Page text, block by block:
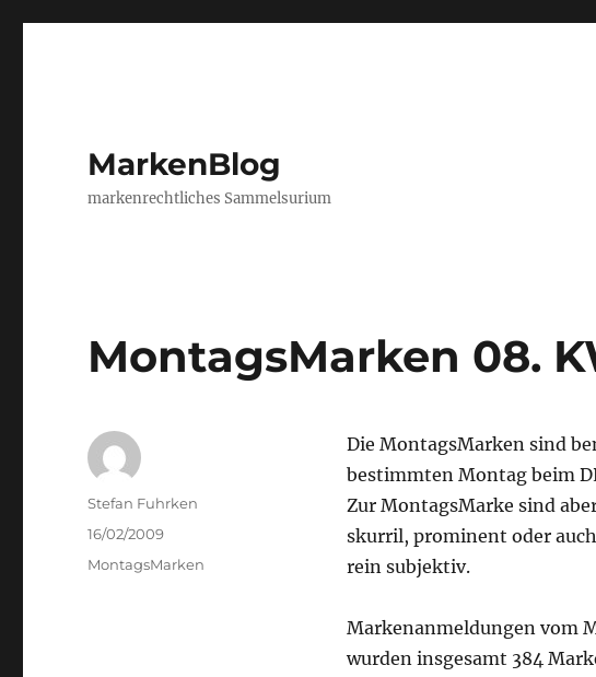
MarkenBlog
markenrechtliches Sammelsurium
MontagsMarken 08.
Die MontagsMarken sind
bestimmten Montag beim
Zur MontagsMarke sind
skurril, prominent oder
rein subjektiv.
Markenanmeldungen vom
wurden insgesamt 384
Author
Stefan Fuhrken
Posted
16/02/2009
Categories
MontagsMarken